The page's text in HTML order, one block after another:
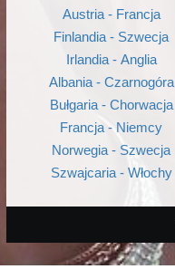
Austria - Francja
Finlandia - Szwecja
Irlandia - Anglia
Albania - Czarnogóra
Bułgaria - Chorwacja
Francja - Niemcy
Norwegia - Szwecja
Szwajcaria - Włochy